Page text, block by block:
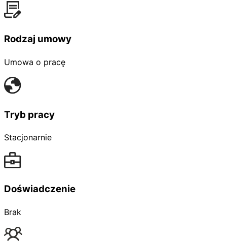
Rodzaj umowy
Umowa o pracę
Tryb pracy
Stacjonarnie
Doświadczenie
Brak